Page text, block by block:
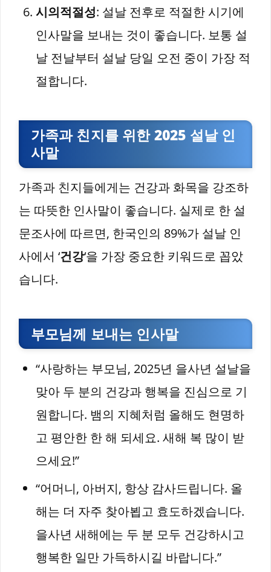
시의적절성: 설날 전후로 적절한 시기에
인사말을 보내는 것이 좋습니다. 보통 설
날 전날부터 설날 당일 오전 중이 가장 적
절합니다.
가족과 친지를 위한 2025 설날 인
사말
가족과 친지들에게는 건강과 화목을 강조하
는 따뜻한 인사말이 좋습니다. 실제로 한 설
문조사에 따르면, 한국인의 89%가 설날 인
사에서 ‘건강‘을 가장 중요한 키워드로 꼽았
습니다.
부모님께 보내는 인사말
“사랑하는 부모님, 2025년 을사년 설날을
맞아 두 분의 건강과 행복을 진심으로 기
원합니다. 뱀의 지혜처럼 올해도 현명하
고 평안한 한 해 되세요. 새해 복 많이 받
으세요!”
“어머니, 아버지, 항상 감사드립니다. 올
해는 더 자주 찾아뵙고 효도하겠습니다.
을사년 새해에는 두 분 모두 건강하시고
행복한 일만 가득하시길 바랍니다.”